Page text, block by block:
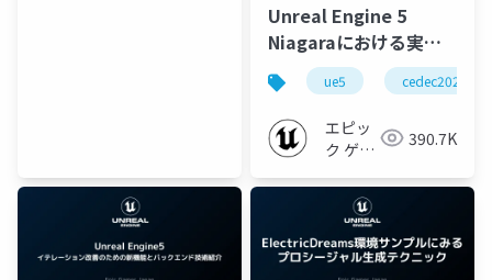
Unreal Engine 5
Niagaraにおける実践
的な最適化とスケーラ
ビリティ【CEDEC
2023】
ue5 cedec2023
エピッ
ク ゲー
ャパン
390.7K